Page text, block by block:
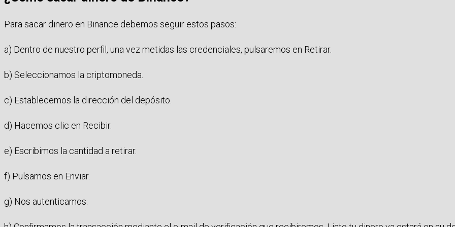
Para sacar dinero en Binance debemos seguir estos pasos:
a) Dentro de nuestro perfil, una vez metidas las credenciales, pulsaremos en Retirar.
b) Seleccionamos la criptomoneda.
c) Establecemos la dirección del depósito.
d) Hacemos clic en Recibir.
e) Escribimos la cantidad a retirar.
f) Pulsamos en Enviar.
g) Nos autenticamos.